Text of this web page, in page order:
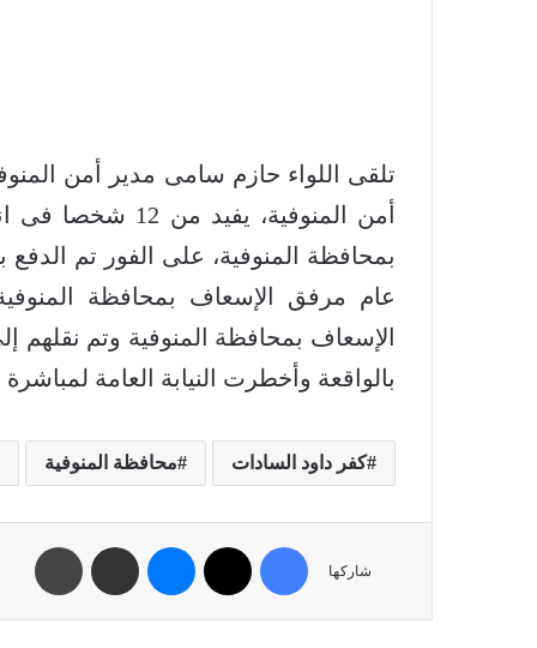
تلقى اللواء حازم سامى مدير أمن
أمن المنوفية،
بمحافظة المنوفية، على الفور تم
عام مرفق الإسعاف بمحافظة
الإسعاف بمحافظة المنوفية وتم
بالواقعة وأخطرت النيابة العامة
كفر داود السادات محافظة المنوفية
شاركها